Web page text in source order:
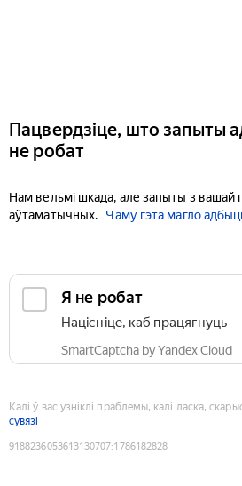
Пацвердзіце, што запыты
не робат
Нам вельмі шкада, але запыты з
аўтаматычных.
Чаму гэта магло
Я не робат
Націсніце, каб працягнуць
SmartCaptcha by Yandex Cloud
Калі ў вас узніклі праблемы, калі ласка,
сувязі
9188236053613130707:1786182828